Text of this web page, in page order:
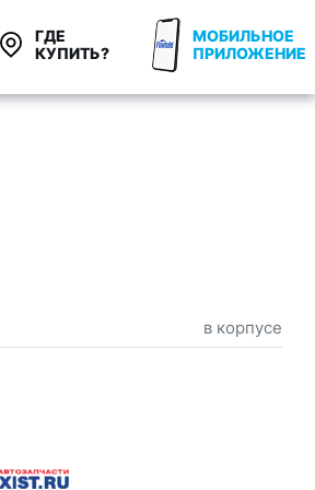
ГДЕ
КУПИТЬ?
МОБИЛЬНОЕ
ПРИЛОЖЕНИЕ
в корпусе